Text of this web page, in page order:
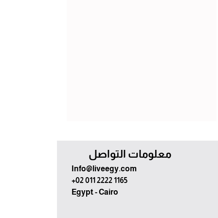
معلومات التواصل
Info@liveegy.com
+02 011 2222 1165
Egypt - Cairo